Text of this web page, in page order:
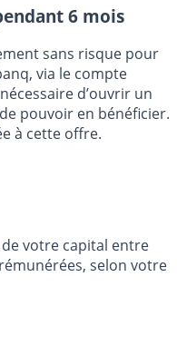
6 mois
sans risque pour
via le compte
d’ouvrir un
à cette offre.
votre capital entre